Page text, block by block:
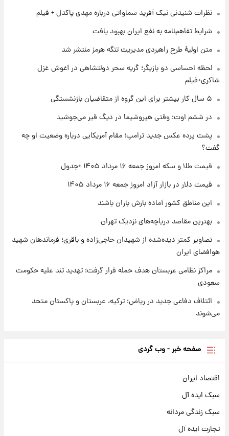
شد؛ تیکدری، محبی و سرگیف با اعداد ویژه
جزئیات فعال‌سازی «کیف پول ایران» اعلام
شد+فیلم
تغییر تند قیمت محصولات ایران‌خودرو و سایپا
امروز پنجشنبه ۱۵ مرداد ۱۴۰۵ +جدول
۱ روز پیش
۱ روز پیش
شد
نظرات شنیدنی نیک آفرید سماواتی درباره مهدی پاکدل + فیلم
شرایط تفاهم‌نامه به نفع ایران بهبود یافت
متن اولیۀ طرح راهبردی مدیریت تنگه هرمز منتشر شد
لحظه احساسی دو بازیگر؛ گریه سحر دولتشاهی در آغوش غزل
شاکری+فیلم
۵ سال کار بیشتر برای این گروه از متقاضیان بازنشستگی
در ششم اوت؛ وقتی هیروشیما در دیگ قیر می‌جوشید
پشت پرده عکس جدید ترامپ؛ مقام آمریکایی درباره وضعیت او چه
گفت؟
قیمت طلا و سکه امروز جمعه ۱۶ مرداد ۱۴۰۵ +جدول
قیمت دلار در بازار آزاد امروز جمعه ۱۶ مرداد ۱۴۰۵
این مناطق کشور آماده بارش باران باشند
بهترین مقاصد دریاچه‌های نزدیک تهران
تصاویر کمتر دیده‌شده از شهیدان حاجی‌زاده و باقری؛ فرماندهان شهید
هوافضای ایران
مراکز نظامی عربستان هدف حمله قرار گرفت؛ تهدید تند علیه حکومت
سعودی
ائتلاف دفاعی جدید در ریاض؛ ترکیه، عربستان و پاکستان متحد
می‌شوند
صفحه خبر - وب گردی
اقتصاد ایران
سبک ایده آل
سبک زندگی مردانه
تجارت ایده آل